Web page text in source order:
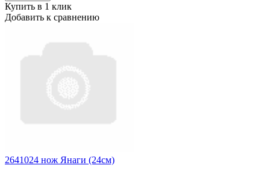
Купить в 1 клик
Добавить к сравнению
2641024 нож Янаги (24см)